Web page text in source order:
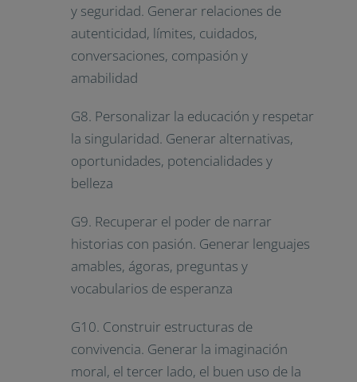
y seguridad. Generar relaciones de
autenticidad, límites, cuidados,
conversaciones, compasión y
amabilidad
G8. Personalizar la educación y respetar
la singularidad. Generar alternativas,
oportunidades, potencialidades y
belleza
G9. Recuperar el poder de narrar
historias con pasión. Generar lenguajes
amables, ágoras, preguntas y
vocabularios de esperanza
G10. Construir estructuras de
convivencia. Generar la imaginación
moral, el tercer lado, el buen uso de la